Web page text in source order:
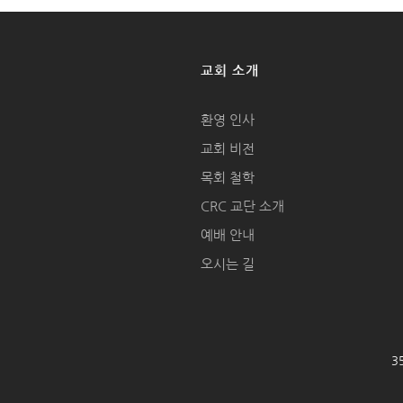
교회 소개
환영 인사
교회 비전
목회 철학
CRC 교단 소개
예배 안내
오시는 길